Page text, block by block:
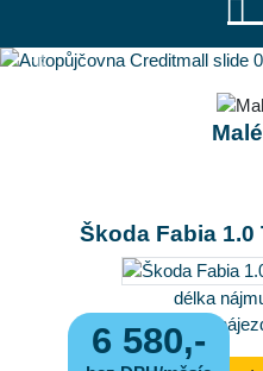
Previous
Škoda Fabia
6 580,-
délka
roční